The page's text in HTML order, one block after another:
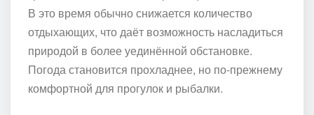
В это время обычно снижается количество
отдыхающих, что даёт возможность насладиться
природой в более уединённой обстановке.
Погода становится прохладнее, но по-прежнему
комфортной для прогулок и рыбалки.